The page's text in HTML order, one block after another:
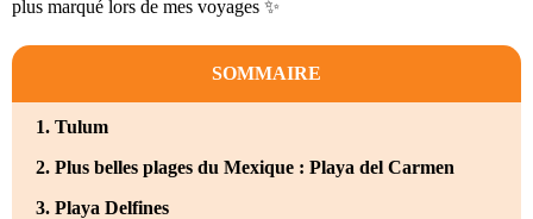
plus marqué lors de mes voyages ✨
SOMMAIRE
1. Tulum
2. Plus belles plages du Mexique : Playa del Carmen
3. Playa Delfines